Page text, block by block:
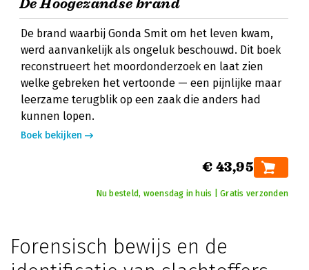
De Hoogezandse brand
De brand waarbij Gonda Smit om het leven kwam,
werd aanvankelijk als ongeluk beschouwd. Dit boek
reconstrueert het moordonderzoek en laat zien
welke gebreken het vertoonde — een pijnlijke maar
leerzame terugblik op een zaak die anders had
kunnen lopen.
Boek bekijken
€ 43,95
Nu besteld, woensdag in huis | Gratis verzonden
Forensisch bewijs en de